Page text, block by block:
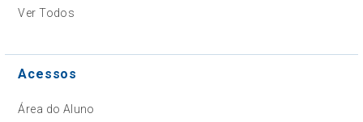
Ver Todos
Acessos
Área do Aluno